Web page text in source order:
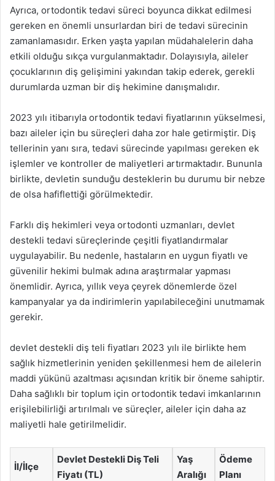
Ayrıca, ortodontik tedavi süreci boyunca dikkat edilmesi
gereken en önemli unsurlardan biri de tedavi sürecinin
zamanlamasıdır. Erken yaşta yapılan müdahalelerin daha
etkili olduğu sıkça vurgulanmaktadır. Dolayısıyla, aileler
çocuklarının diş gelişimini yakından takip ederek, gerekli
durumlarda uzman bir diş hekimine danışmalıdır.
2023 yılı itibarıyla ortodontik tedavi fiyatlarının yükselmesi,
bazı aileler için bu süreçleri daha zor hale getirmiştir. Diş
tellerinin yanı sıra, tedavi sürecinde yapılması gereken ek
işlemler ve kontroller de maliyetleri artırmaktadır. Bununla
birlikte, devletin sunduğu desteklerin bu durumu bir nebze
de olsa hafiflettiği görülmektedir.
Farklı diş hekimleri veya ortodonti uzmanları, devlet
destekli tedavi süreçlerinde çeşitli fiyatlandırmalar
uygulayabilir. Bu nedenle, hastaların en uygun fiyatlı ve
güvenilir hekimi bulmak adına araştırmalar yapması
önemlidir. Ayrıca, yıllık veya çeyrek dönemlerde özel
kampanyalar ya da indirimlerin yapılabileceğini unutmamak
gerekir.
devlet destekli diş teli fiyatları 2023 yılı ile birlikte hem
sağlık hizmetlerinin yeniden şekillenmesi hem de ailelerin
maddi yükünü azaltması açısından kritik bir öneme sahiptir.
Daha sağlıklı bir toplum için ortodontik tedavi imkanlarının
erişilebilirliği artırılmalı ve süreçler, aileler için daha az
maliyetli hale getirilmelidir.
İl/İlçe
Devlet Destekli Diş Teli
Fiyatı (TL)
Yaş
Aralığı
Ödeme
Planı